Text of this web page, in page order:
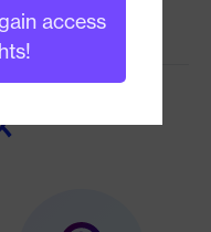
access